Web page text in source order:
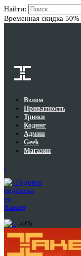
Найти:
Временная скидка 50%
Взлом
Приватность
Трюки
Кодинг
Админ
Geek
Магазин
Годовая
подписка
на
Хакер
-50%